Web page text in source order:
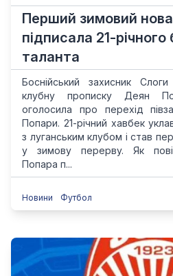
Перший зимовий
підписала 21-річного
таланта
Боснійський захисник
клубну прописку Деян
оголосила про перехід
Попари. 21-річний хавбек
з луганським клубом і став
у зимову перерву. Як
Попара п...
Новини Футбол